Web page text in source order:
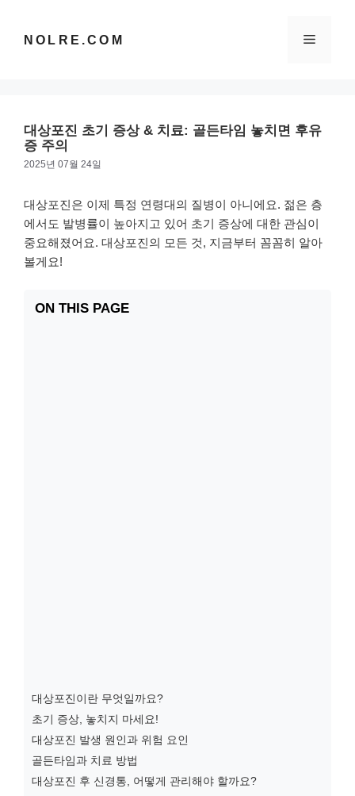
NOLRE.COM 메
대상포진 초기 증상 & 치료: 골든타임 놓치면 후유
증 주의
2025년 07월 24일
대상포진은 이제 특정 연령대의 질병이 아니에요. 젊은 층
에서도 발병률이 높아지고 있어 초기 증상에 대한 관심이
중요해졌어요. 대상포진의 모든 것, 지금부터 꼼꼼히 알아
볼게요!
ON THIS PAGE
대상포진이란 무엇일까요?
초기 증상, 놓치지 마세요!
대상포진 발생 원인과 위험 요인
골든타임과 치료 방법
대상포진 후 신경통, 어떻게 관리해야 할까요?